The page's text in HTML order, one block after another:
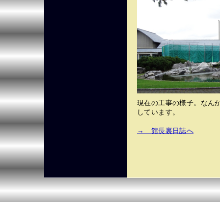
現在の工事の様子。なん
しています。
→ 館長裏日誌へ